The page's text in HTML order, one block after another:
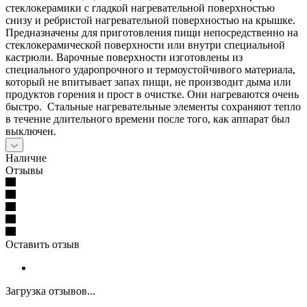
стеклокерамики с гладкой нагревательной поверхностью
снизу и ребристой нагревательной поверхностью на крышке.
Предназначены для приготовления пищи непосредственно на
стеклокерамической поверхности или внутри специальной
кастрюли. Варочные поверхности изготовлены из
специального ударопрочного и термоустойчивого материала,
который не впитывает запах пищи, не производит дыма или
продуктов горения и прост в очистке. Они нагреваются очень
быстро. Стальные нагревательные элементы сохраняют тепло
в течение длительного времени после того, как аппарат был
выключен.
Наличие
Отзывы
Оставить отзыв
Загрузка отзывов...